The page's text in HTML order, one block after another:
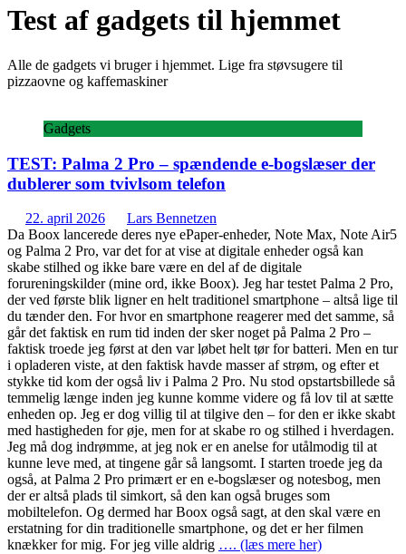
Test af gadgets til hjemmet
Alle de gadgets vi bruger i hjemmet. Lige fra støvsugere til
pizzaovne og kaffemaskiner
Gadgets
TEST: Palma 2 Pro – spændende e-bogslæser der
dublerer som tvivlsom telefon
22. april 2026
Lars Bennetzen
Da Boox lancerede deres nye ePaper-enheder, Note Max, Note Air5
og Palma 2 Pro, var det for at vise at digitale enheder også kan
skabe stilhed og ikke bare være en del af de digitale
forureningskilder (mine ord, ikke Boox). Jeg har testet Palma 2 Pro,
der ved første blik ligner en helt traditionel smartphone – altså lige til
du tænder den. For hvor en smartphone reagerer med det samme, så
går det faktisk en rum tid inden der sker noget på Palma 2 Pro –
faktisk troede jeg først at den var løbet helt tør for batteri. Men en tur
i opladeren viste, at den faktisk havde masser af strøm, og efter et
stykke tid kom der også liv i Palma 2 Pro. Nu stod opstartsbillede så
temmelig længe inden jeg kunne komme videre og få lov til at sætte
enheden op. Jeg er dog villig til at tilgive den – for den er ikke skabt
med hastigheden for øje, men for at skabe ro og stilhed i hverdagen.
Jeg må dog indrømme, at jeg nok er en anelse for utålmodig til at
kunne leve med, at tingene går så langsomt. I starten troede jeg da
også, at Palma 2 Pro primært er en e-bogslæser og notesbog, men
der er altså plads til simkort, så den kan også bruges som
mobiltelefon. Og dermed har Boox også sagt, at den skal være en
erstatning for din traditionelle smartphone, og det er her filmen
knækker for mig. For jeg ville aldrig …. (læs mere her)